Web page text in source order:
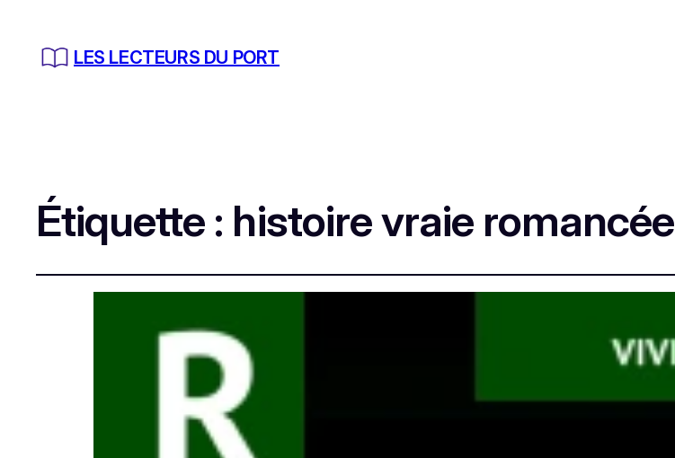
LES LECTEURS DU PORT
Étiquette : histoire vraie romancée